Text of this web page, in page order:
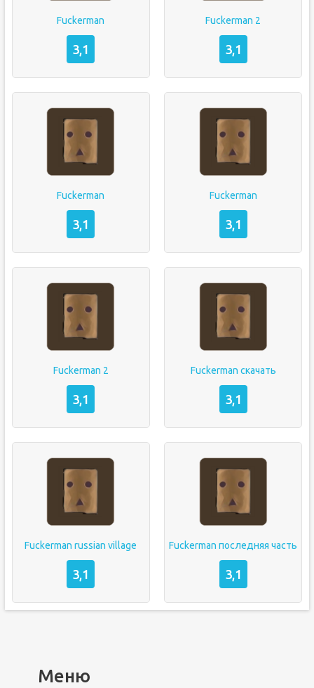
Fuckerman
3,1
Fuckerman 2
3,1
Fuckerman
3,1
Fuckerman
3,1
Fuckerman 2
3,1
Fuckerman скачать
3,1
Fuckerman russian village
3,1
Fuckerman последняя часть
3,1
Меню